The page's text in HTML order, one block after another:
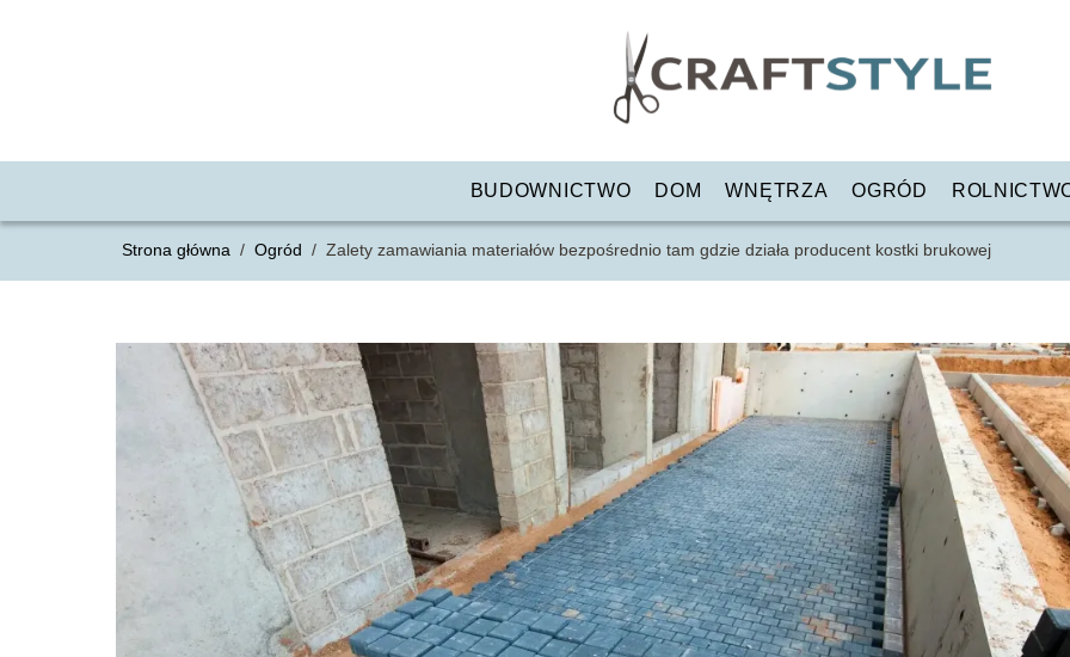
BUDOWNICTWO DOM WNĘTRZA OGRÓD
Strona główna / Ogród / Zalety zamawiania materiałów bezpośrednio tam gdzie działa producent kostki brukowej